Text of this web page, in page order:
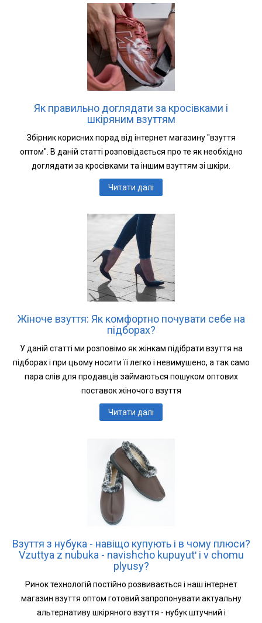
Як правильно доглядати за кросівками і
шкіряним взуттям
Збірник корисних порад від інтернет магазину "взуття
оптом". В даній статті розповідається про те як необхідно
доглядати за кросівками та іншим взуттям зі шкіри.
Читати далі
Жіноче взуття: Як комфортно почувати себе на
підборах?
У даній статті ми розповімо як жінкам підібрати взуття на
підборах і при цьому носити її легко і невимушено, а так само
пара слів для продавців займаються пошуком оптових
поставок жіночого взуття
Читати далі
Взуття з нубука - навіщо купують і в чому плюси?
Vzuttya z nubuka - navishcho kupuyutʹ i v chomu
plyusy?
Ринок технологій постійно розвивається і наш інтернет
магазин взуття оптом готовий запропонувати актуальну
альтернативу шкіряного взуття - нубук штучний і